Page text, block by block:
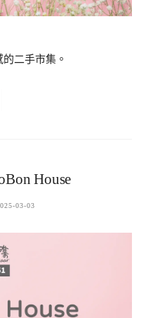
二手市集。
House
03-03